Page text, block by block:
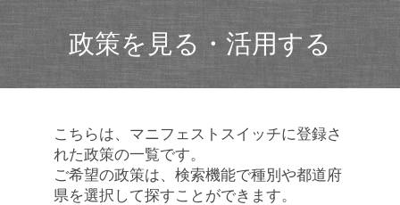
政策を見る・活用する
こちらは、マニフェストスイッチに登録さ
れた政策の一覧です。
ご希望の政策は、検索機能で種別や都道府
県を選択して探すことができます。